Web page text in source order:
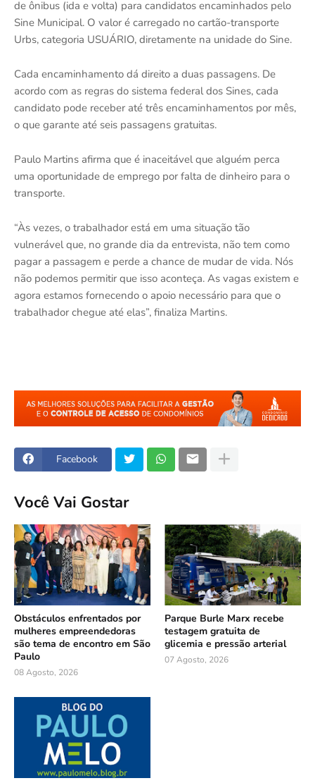
de ônibus (ida e volta) para candidatos encaminhados pelo
Sine Municipal. O valor é carregado no cartão-transporte
Urbs, categoria USUÁRIO, diretamente na unidade do Sine.
Cada encaminhamento dá direito a duas passagens. De
acordo com as regras do sistema federal dos Sines, cada
candidato pode receber até três encaminhamentos por mês,
o que garante até seis passagens gratuitas.
Paulo Martins afirma que é inaceitável que alguém perca
uma oportunidade de emprego por falta de dinheiro para o
transporte.
“Às vezes, o trabalhador está em uma situação tão
vulnerável que, no grande dia da entrevista, não tem como
pagar a passagem e perde a chance de mudar de vida. Nós
não podemos permitir que isso aconteça. As vagas existem e
agora estamos fornecendo o apoio necessário para que o
trabalhador chegue até elas”, finaliza Martins.
Facebook
Você Vai Gostar
Obstáculos enfrentados por
mulheres empreendedoras
são tema de encontro em São
Paulo
08 Agosto, 2026
Parque Burle Marx recebe
testagem gratuita de
glicemia e pressão arterial
07 Agosto, 2026